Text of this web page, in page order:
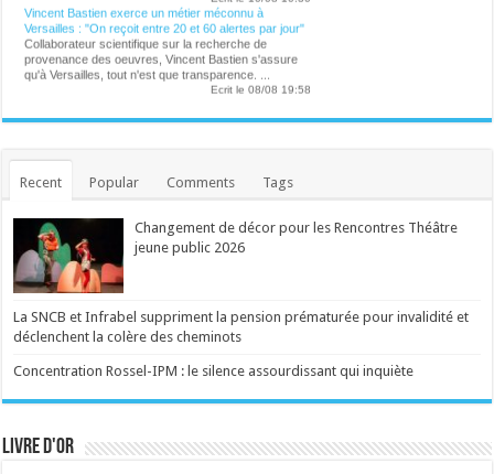
Vincent Bastien exerce un métier méconnu à
Versailles : "On reçoit entre 20 et 60 alertes par jour"
Collaborateur scientifique sur la recherche de
provenance des oeuvres, Vincent Bastien s'assure
qu'à Versailles, tout n'est que transparence. ...
Ecrit le 08/08 19:58
Festival 2026. ...
Ecrit le 09/08 20:41
Qui est Jason Sudeikis, l'acteur qui se cache derrière
Pilier du "Saturday Night Live" pendant dix ans, il a
fait ses classes dans la meilleure école : celle de
l'improvisation. ...
"L'Odyssée", plus grand succès cinématographique
de Christopher Nolan
"L'Odyssée", une adaptation de l'épopée grecque
d'Homère sur grand écran, est devenu le plus grand
succès de la carrière du réalisateur Christopher
mondiales en moins d'un mois après sa sortie. ...
Immersion dans un monde post-humain, sombre et
Pierre Huyghe offre une expérience totale à la
Fondation Beyeler à Bâle, reconstruisant un réel
Recent Popular Comments Tags
Changement de décor pour les Rencontres Théâtre
jeune public 2026
La SNCB et Infrabel suppriment la pension prématurée pour invalidité et
déclenchent la colère des cheminots
Concentration Rossel-IPM : le silence assourdissant qui inquiète
Livre d'or